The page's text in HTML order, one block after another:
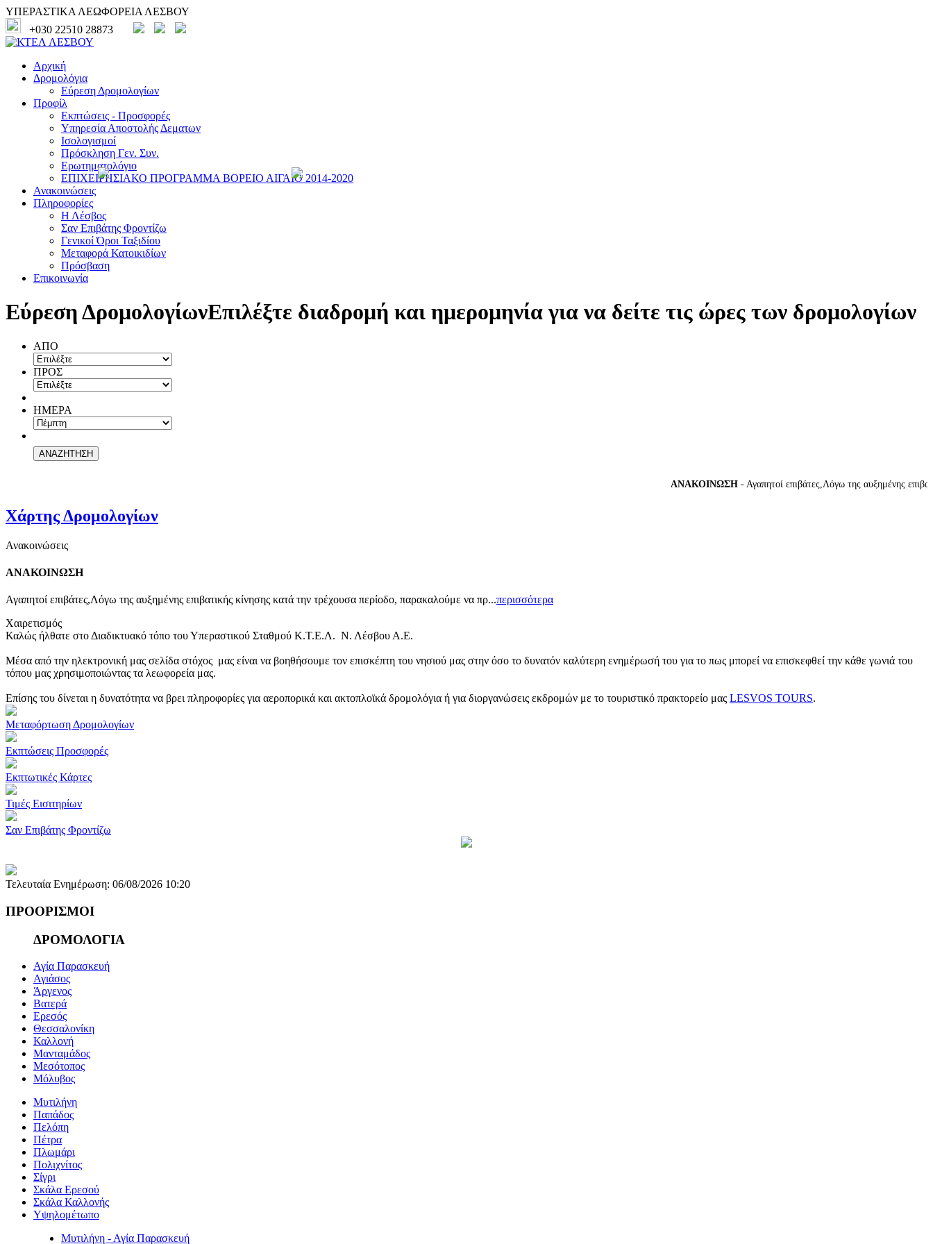
ΥΠΕΡΑΣΤΙΚΑ ΛΕΩΦΟΡΕΙΑ ΛΕΣΒΟΥ
+030 22510 28873
Αρχική
Δρομολόγια
Εύρεση Δρομολογίων
Προφίλ
Εκπτώσεις - Προσφορές
Υπηρεσία Αποστολής Δεματων
Ισολογισμοί
Πρόσκληση Γεν. Συν.
Ερωτηματολόγιο
ΕΠΙΧΕΙΡΗΣΙΑΚΟ ΠΡΟΓΡΑΜΜΑ ΒΟΡΕΙΟ ΑΙΓΑΙΟ 2014-2020
Ανακοινώσεις
Πληροφορίες
Η Λέσβος
Σαν Επιβάτης Φροντίζω
Γενικοί Όροι Ταξιδίου
Μεταφορά Κατοικιδίων
Πρόσβαση
Επικοινωνία
Εύρεση ΔρομολογίωνΕπιλέξτε διαδρομή και ημερομηνία για να δείτε τις ώρες των δρομολογίων
ΑΠΟ
ΠΡΟΣ
ΗΜΕΡΑ
ΑΝΑΚΟΙΝΩΣΗ- Αγαπητοί επιβάτες,Λόγω της αυξημένης
Χάρτης Δρομολογίων
Ανακοινώσεις
ΑΝΑΚΟΙΝΩΣΗ
Αγαπητοί επιβάτες,Λόγω της αυξημένης επιβατικής κίνησης κατά την τρέχουσα περίοδο, παρακαλούμε να πρ...περισσότερα
Χαιρετισμός
Καλώς ήλθατε στο Διαδικτυακό τόπο του Υπεραστικού Σταθμού Κ.Τ.Ε.Λ. Ν. Λέσβου Α.Ε.
Μέσα από την ηλεκτρονική μας σελίδα στόχος μας είναι να βοηθήσουμε τον επισκέπτη του νησιού μας στην όσο το δυνατόν καλύτερη ενημέρωσή του για το πως μπορεί να επισκεφθεί την κάθε γωνιά του
τόπου μας χρησιμοποιώντας τα λεωφορεία μας.
Επίσης του δίνεται η δυνατότητα να βρει πληροφορίες για αεροπορικά και ακτοπλοϊκά δρομολόγια ή για διοργανώσεις εκδρομών με το τουριστικό πρακτορείο μας LESVOS TOURS.
Μεταφόρτωση Δρομολογίων
Εκπτώσεις Προσφορές
Εκπτωτικές Κάρτες
Τιμές Εισιτηρίων
Σαν Επιβάτης Φροντίζω
Τελευταία Ενημέρωση: 06/08/2026 10:20
ΠΡΟΟΡΙΣΜΟΙ
ΔΡΟΜΟΛΟΓΙΑ
Αγία Παρασκευή
Αγιάσος
Άργενος
Βατερά
Ερεσός
Θεσσαλονίκη
Καλλονή
Μανταμάδος
Μεσότοπος
Μόλυβος
Μυτιλήνη
Παπάδος
Πελόπη
Πέτρα
Πλωμάρι
Πολιχνίτος
Σίγρι
Σκάλα Ερεσού
Σκάλα Καλλονής
Υψηλομέτωπο
Μυτιλήνη - Αγία Παρασκευή